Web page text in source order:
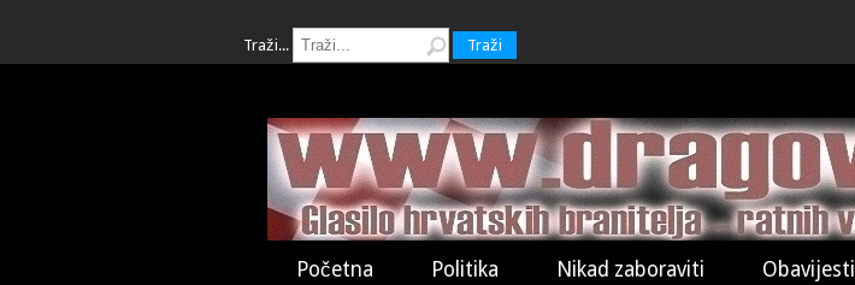
Traži... Traži
Početna Politika Nikad zaboraviti Obavijesti